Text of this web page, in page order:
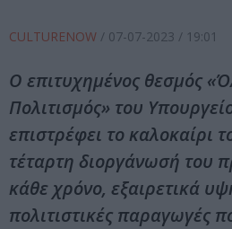
CULTURENOW / 07-07-2023 / 19:01
Ο επιτυχημένος θεσμός
Πολιτισμός» του
επιστρέφει το καλοκαίρι
τέταρτη διοργάνωσή του
κάθε χρόνο, εξαιρετικά
πολιτιστικές παραγωγές